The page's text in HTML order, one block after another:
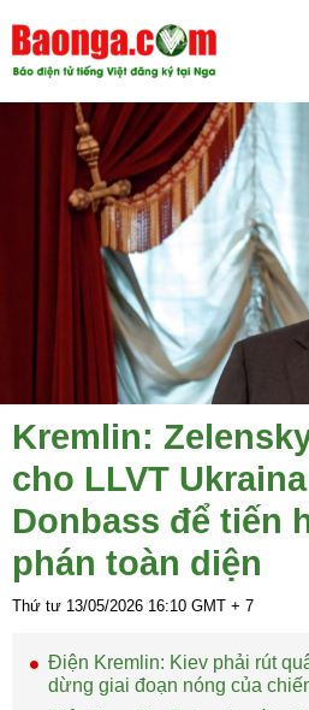
Kremlin:
cho LLVT
Donbass để tiến
phán toàn diện
Thứ tư 13/05/2026 16:10 GMT + 7
Điện Kremlin: Kiev phải rút
dừng giai đoạn nóng của